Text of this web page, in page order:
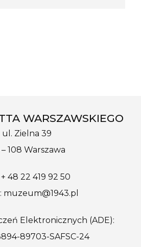
WARSZAWSKIEGO
ul. Zielna 39
108 Warszawa
+ 48 22 419 92 50
muzeum@1943.pl
Elektronicznych (ADE):
89703-SAFSC-24